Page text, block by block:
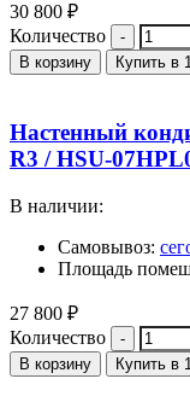
30 800 ₽
Количество
В корзину Купить в
Настенный
R3 / HSU-
В наличии:
Самовывоз:
Площадь
27 800 ₽
Количество
В корзину Купить в